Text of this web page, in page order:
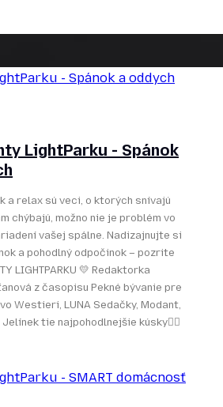
- Spánok a oddych
LightParku - Spánok
a relax sú veci, o ktorých snívajú
chýbajú, možno nie je problém vo
vašej spálne. Nadizajnujte si
a pohodlný odpočinok – pozrite
LIGHTPARKU 💛 Redaktorka
z časopisu Pekné bývanie pre
Westieri, LUNA Sedačky, Modant,
tie najpohodlnejšie kúsky👌🏻
- SMART domácnosť